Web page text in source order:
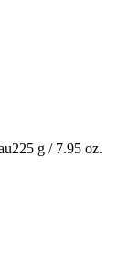
g / 7.95 oz.